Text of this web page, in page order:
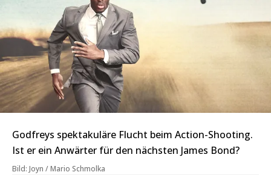
Godfreys spektakuläre Flucht beim Action-Shooting.
Ist er ein Anwärter für den nächsten James Bond?
Bild: Joyn / Mario Schmolka